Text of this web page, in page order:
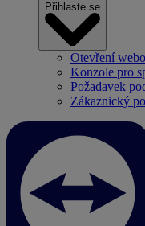
Přihlaste se
Otevření
Konzole pro
Požadavek
Zákaznický